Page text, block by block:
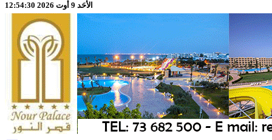
الأحَد 9 أوت 2026 12:54:32